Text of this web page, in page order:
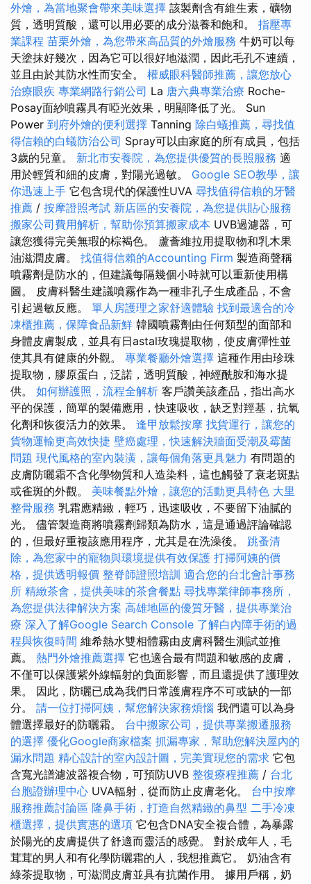
外燴，為當地聚會帶來美味選擇 該製劑含有維生素，礦物
質，透明質酸，還可以用必要的成分滋養和飽和。 指壓專
業課程 苗栗外燴，為您帶來高品質的外燴服務 牛奶可以每
天塗抹好幾次，因為它可以很好地滋潤，因此毛孔不連續，
並且由於其防水性而安全。 權威眼科醫師推薦，讓您放心
治療眼疾 專業網路行銷公司 La 唐六典專業治療 Roche-
Posay面紗噴霧具有啞光效果，明顯降低了光。 Sun
Power 到府外燴的便利選擇 Tanning 除白蟻推薦，尋找值
得信賴的白蟻防治公司 Spray可以由家庭的所有成員，包括
3歲的兒童。 新北市安養院，為您提供優質的長照服務 適
用於輕質和細的皮膚，對陽光過敏。 Google SEO教學，讓
你迅速上手 它包含現代的保護性UVA 尋找值得信賴的牙醫
推薦 / 按摩證照考試 新店區的安養院，為您提供貼心服務
搬家公司費用解析，幫助你預算搬家成本 UVB過濾器，可
讓您獲得完美無瑕的棕褐色。 蘆薈維拉用提取物和乳木果
油滋潤皮膚。 找值得信賴的Accounting Firm 製造商聲稱
噴霧劑是防水的，但建議每隔幾個小時就可以重新使用構
圖。 皮膚科醫生建議噴霧作為一種非孔子生成產品，不會
引起過敏反應。 單人房護理之家舒適體驗 找到最適合的冷
凍櫃推薦，保障食品新鮮 韓國噴霧劑由任何類型的面部和
身體皮膚製成，並具有日astal玫瑰提取物，使皮膚彈性並
使其具有健康的外觀。 專業餐廳外燴選擇 這種作用由珍珠
提取物，膠原蛋白，泛諾，透明質酸，神經酰胺和海水提
供。 如何辦護照，流程全解析 客戶讚美該產品，指出高水
平的保護，簡單的製備應用，快速吸收，缺乏對羥基，抗氧
化劑和恢復活力的效果。 逢甲放鬆按摩 找貨運行，讓您的
貨物運輸更高效快捷 壁癌處理，快速解決牆面受潮及霉菌
問題 現代風格的室內裝潢，讓每個角落更具魅力 有問題的
皮膚防曬霜不含化學物質和人造染料，這也觸發了衰老斑點
或雀斑的外觀。 美味餐點外燴，讓您的活動更具特色 大里
整骨服務 乳霜應精緻，輕巧，迅速吸收，不要留下油膩的
光。 儘管製造商將噴霧劑歸類為防水，這是通過評論確認
的，但最好重複該應用程序，尤其是在洗澡後。 跳蚤清
除，為您家中的寵物與環境提供有效保護 打掃阿姨的價
格，提供透明報價 整脊師證照培訓 適合您的台北會計事務
所 精緻茶會，提供美味的茶會餐點 尋找專業律師事務所，
為您提供法律解決方案 高雄地區的優質牙醫，提供專業治
療 深入了解Google Search Console 了解白內障手術的過
程與恢復時間 維希熱水雙相體霧由皮膚科醫生測試並推
薦。 熱門外燴推薦選擇 它也適合最有問題和敏感的皮膚，
不僅可以保護紫外線輻射的負面影響，而且還提供了護理效
果。 因此，防曬已成為我們日常護膚程序不可或缺的一部
分。 請一位打掃阿姨，幫您解決家務煩惱 我們還可以為身
體選擇最好的防曬霜。 台中搬家公司，提供專業搬遷服務
的選擇 優化Google商家檔案 抓漏專家，幫助您解決屋內的
漏水問題 精心設計的室內設計圖，完美實現您的需求 它包
含寬光譜濾波器複合物，可預防UVB 整復療程推薦 / 台北
台胞證辦理中心 UVA輻射，從而防止皮膚老化。 台中按摩
服務推薦討論區 隆鼻手術，打造自然精緻的鼻型 二手冷凍
櫃選擇，提供實惠的選項 它包含DNA安全複合體，為暴露
於陽光的皮膚提供了舒適而靈活的感覺。 對於成年人，毛
茸茸的男人和有化學防曬霜的人，我想推薦它。 奶油含有
綠茶提取物，可滋潤皮膚並具有抗菌作用。 據用戶稱，奶